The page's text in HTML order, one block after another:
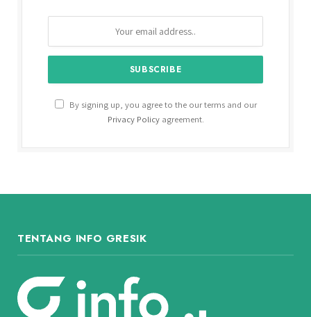
By signing up, you agree to the our terms and our
Privacy Policyagreement.
TENTANG INFO GRESIK